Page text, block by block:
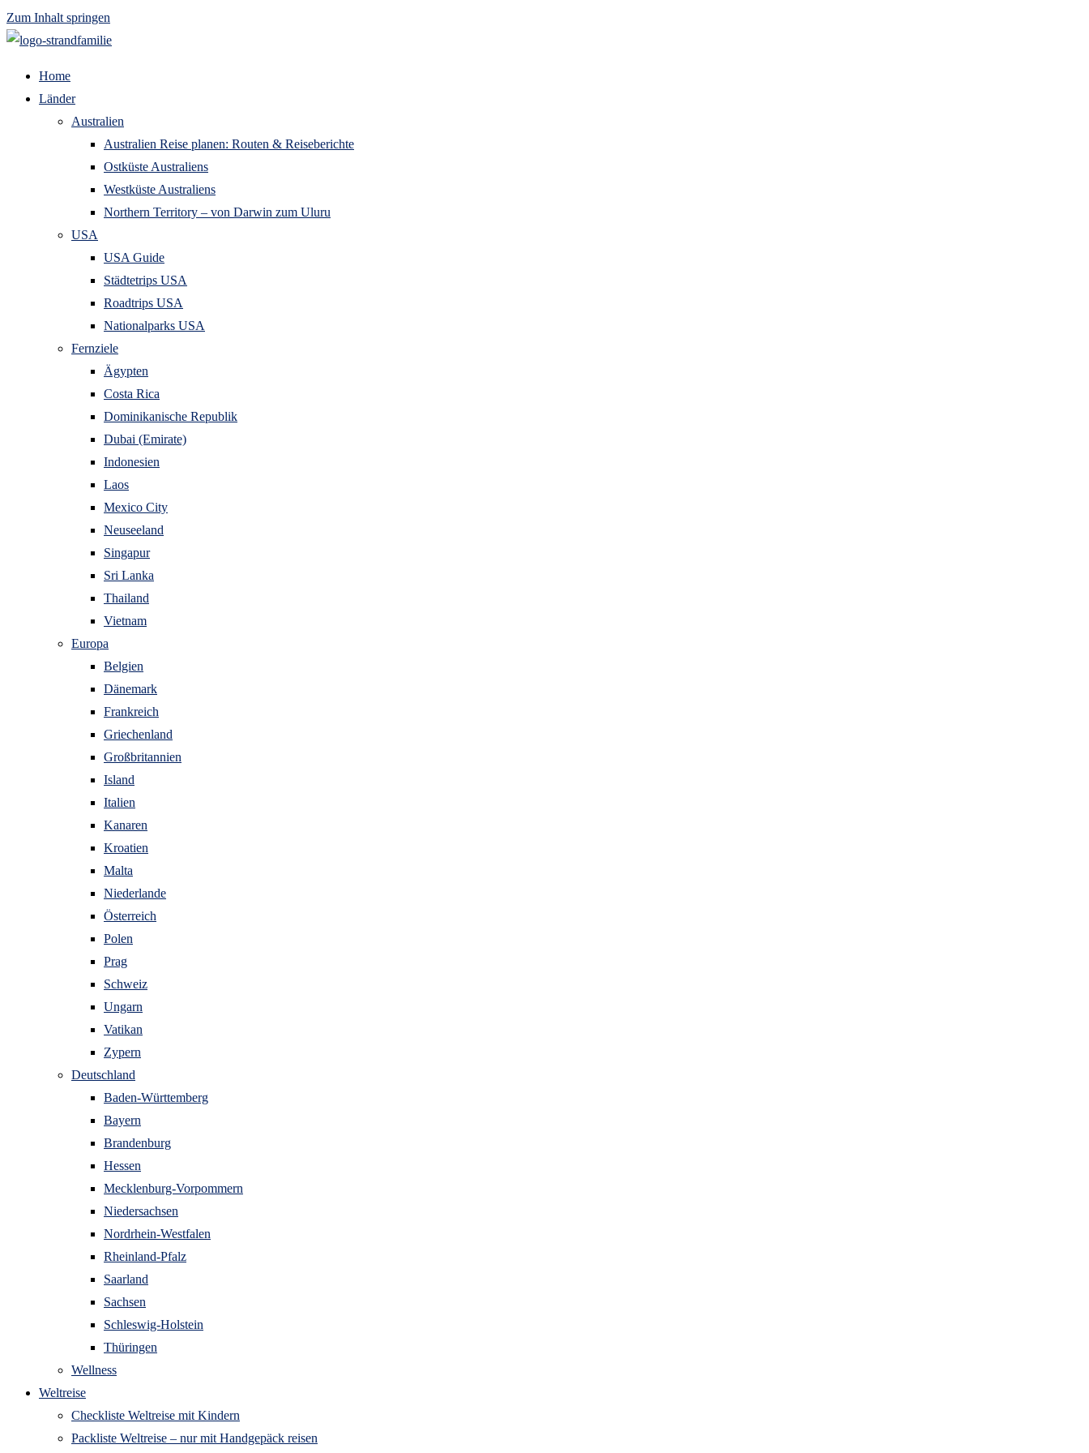
Zum Inhalt springen
Home
Länder
Australien
Australien Reise planen: Routen & Reiseberichte
Ostküste Australiens
Westküste Australiens
Northern Territory – von Darwin zum Uluru
USA
USA Guide
Städtetrips USA
Roadtrips USA
Nationalparks USA
Fernziele
Ägypten
Costa Rica
Dominikanische Republik
Dubai (Emirate)
Indonesien
Laos
Mexico City
Neuseeland
Singapur
Sri Lanka
Thailand
Vietnam
Europa
Belgien
Dänemark
Frankreich
Griechenland
Großbritannien
Island
Italien
Kanaren
Kroatien
Malta
Niederlande
Österreich
Polen
Prag
Schweiz
Ungarn
Vatikan
Zypern
Deutschland
Baden-Württemberg
Bayern
Brandenburg
Hessen
Mecklenburg-Vorpommern
Niedersachsen
Nordrhein-Westfalen
Rheinland-Pfalz
Saarland
Sachsen
Schleswig-Holstein
Thüringen
Wellness
Weltreise
Checkliste Weltreise mit Kindern
Packliste Weltreise – nur mit Handgepäck reisen